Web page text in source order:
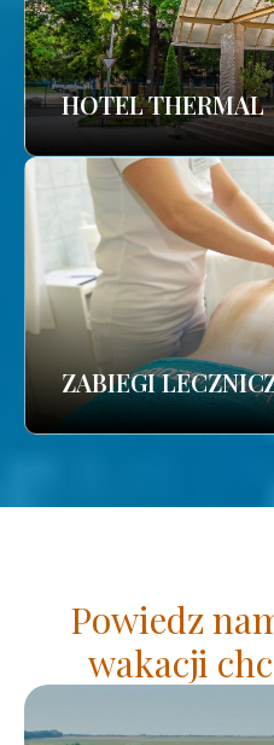
HOTEL THERMAL
ZABIEGI
Powiedz
wakacji